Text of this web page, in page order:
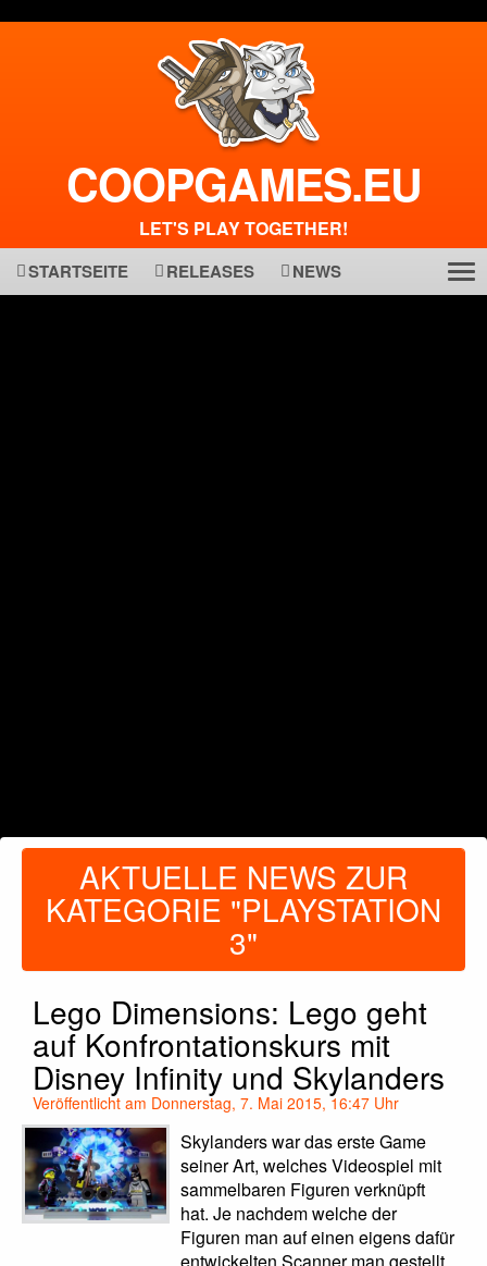
COOPGAMES.EU
LET'S PLAY TOGETHER!
STARTSEITE RELEASES NEWS
AKTUELLE NEWS ZUR
KATEGORIE "PLAYSTATION
3"
Lego Dimensions: Lego geht
auf Konfrontationskurs mit
Disney Infinity und Skylanders
Veröffentlicht am Donnerstag, 7. Mai 2015, 16:47 Uhr
Skylanders war das erste Game
seiner Art, welches Videospiel mit
sammelbaren Figuren verknüpft
hat. Je nachdem welche der
Figuren man auf einen eigens dafür